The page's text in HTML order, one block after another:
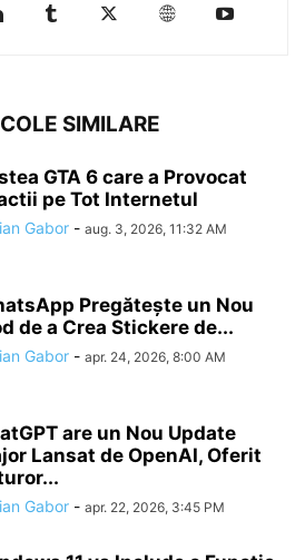
SIMILARE
GTA 6 care a Provocat
pe Tot Internetul
Gabor - aug. 3, 2026, 11:32 AM
Pregătește un Nou
de a Crea Stickere de...
Gabor - apr. 24, 2026, 8:00 AM
are un Nou Update
Lansat de OpenAI, Oferit
Gabor - apr. 22, 2026, 3:45 PM